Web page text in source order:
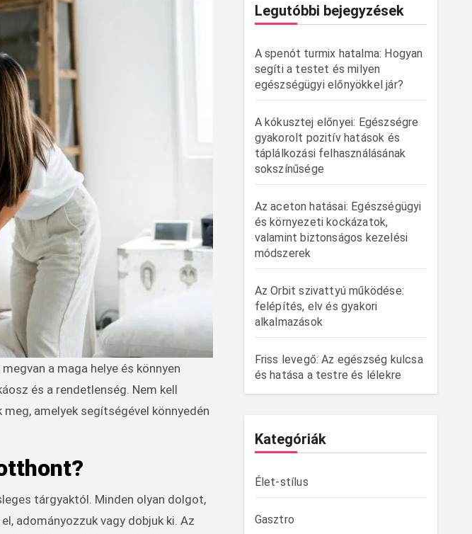
és a rendetlenség. Nem kell
amelyek segítségével könnyedén
tárgyaktól. Minden olyan dolgot,
adományozzuk vagy dobjuk ki. Az
Legutóbbi bejegyzések
A spenót turmix hatalma: Hogyan
segíti a testet és milyen
egészségügyi előnyökkel jár?
A kókusztej előnyei: Egészségre
gyakorolt pozitív hatások és
táplálkozási felhasználásának
sokszínűsége
Az aceton hatásai: Egészségügyi
és környezeti kockázatok,
valamint biztonságos kezelési
módszerek
Az Orbit szivattyú működése:
felépítés, elv és gyakori
alkalmazások
Friss levegő: Az egészség kulcsa
és hatása a testre és lélekre
Kategóriák
Élet-stílus
Gasztro